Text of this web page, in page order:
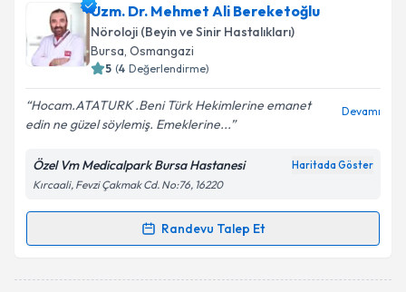
Dr. Öğr. Üyesi Merve Korukcuiçin randevu takvimi
talebi oluşturun. Size bu uzmandan randevu almanız
için bir takvim hazırlandığında e-posta ile
bilgilendireceğiz.
E-posta Adresiniz
Kişisel verilerimin işlenmesine ilişkin
Metni'ni okudum ve kişisel verilerimin belirtilen
kapsamda işlenmesini kabul ediyorum.
Takvim Talebini Gönder
Uzm. Dr. Mehmet Ali Bereketoğlu
Nöroloji (Beyin ve Sinir Hastalıkları)
Bursa, Osmangazi
5 (4 Değerlendirme)
Hocam.ATATURK .Beni Türk Hekimlerine emanet
edin ne güzel söylemiş. Emeklerine...
Devamı
Özel Vm Medicalpark Bursa Hastanesi Haritada Göster
Kırcaali, Fevzi Çakmak Cd. No:76, 16220
Randevu Talep Et
Randevu Takvimi Talebi